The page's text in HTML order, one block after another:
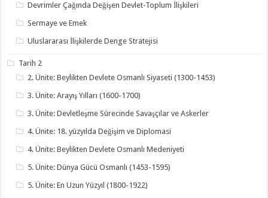
Devrimler Çağında Değişen Devlet-Toplum İlişkileri
Sermaye ve Emek
Uluslararası İlişkilerde Denge Stratejisi
Tarih 2
2. Ünite: Beylikten Devlete Osmanlı Siyaseti (1300-1453)
3. Ünite: Arayış Yılları (1600-1700)
3. Ünite: Devletleşme Sürecinde Savaşçılar ve Askerler
4. Ünite: 18. yüzyılda Değişim ve Diplomasi
4. Ünite: Beylikten Devlete Osmanlı Medeniyeti
5. Ünite: Dünya Gücü Osmanlı (1453-1595)
5. Ünite: En Uzun Yüzyıl (1800-1922)